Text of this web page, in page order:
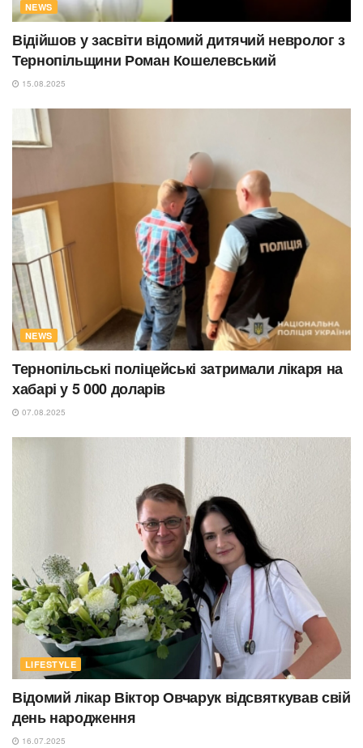
NEWS
Відійшов у засвіти відомий дитячий невролог з
Тернопільщини Роман Кошелевський
15.08.2025
NEWS
Тернопільські поліцейські затримали лікаря на
хабарі у 5 000 доларів
07.08.2025
LIFESTYLE
Відомий лікар Віктор Овчарук відсвяткував свій
день народження
16.07.2025